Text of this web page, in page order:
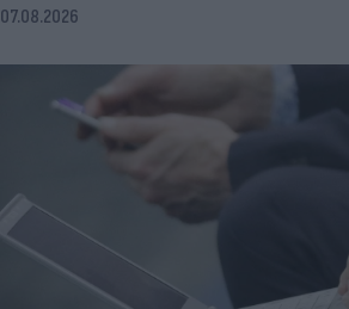
07.08.2026